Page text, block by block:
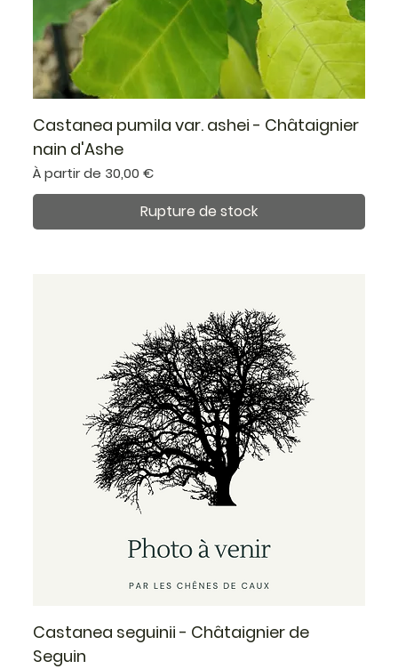
Castanea pumila var. ashei - Châtaignier
nain d'Ashe
À partir de 30,00 €
Prix promotionnel
Rupture de stock
Castanea seguinii - Châtaignier de
Seguin